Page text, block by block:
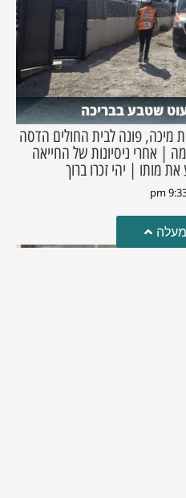
שטבע בבריכה
מיכה, פונה לבית החולים הדסה
| אחרי ניסיונות של החייאה
מותו | יהי זכרו ברוך
9:33